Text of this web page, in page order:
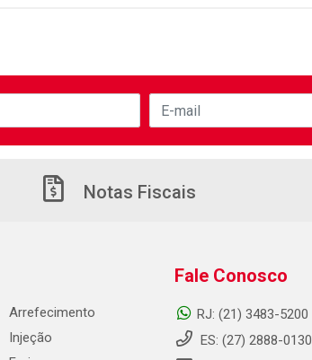
Notas Fiscais
Arrefecimento
Injeção
Fale Conosco
RJ: (21) 3483-5200
ES: (27) 2888-0130